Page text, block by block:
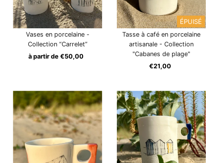
Vases en porcelaine -
Collection “Carrelet”
Prix
à partir de €50,00
ÉPUISÉ
Tasse à café en porcelaine
artisanale - Collection
"Cabanes de plage"
Prix
€21,00